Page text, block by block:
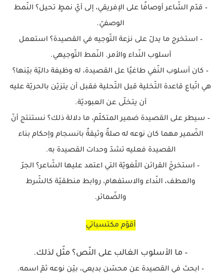
– قدّم الشّاعر أوصافًا على الإفريقي، إلى أيّ نمطٍ تحيل؟ النّمط
الوصفيّ.
– استخرج ما يدلّ على نزعة التّوجيه في القصيدة؟ استعمل
أسلوب النّداء والأمر. النّمط التّوجيهي.
– كان أسلوب النّفي طاغيًا عل القصيدة، له وظيفة داليّة بيّنها؟
هي اتّباع قاعدة التّخلية قبل التّحلية فقبل أن يتزيّن بالحريّة عليه
أن يتخلّى عن العبوديّة.
– سيطر على القصيدة ضمير المتكلّم، ما دلالة ذلك؟ نستنتج أنّ
الضّمير مهما كان نوعه له صلةٌ وثيقةٌ بانسجام وإحكام بناء
القصيدة فعليه تشدّ وحدات القصيدة به.
– استخرجْ القرائن اللّغويّة التي اعتمد عليها الشّاعر؟ الجرّ
والعطف، النّداء والاستفهام، روابط منطقيّة كالشّرط
والضّمائر.
أقوّم مكتسباتي
– ما الأسلوب الغالب على النّص؟ مثّل لذلك.
– ابحث في القصيدة عن محسّن بديعي، بيّن نوعه ثمّ اسمه.